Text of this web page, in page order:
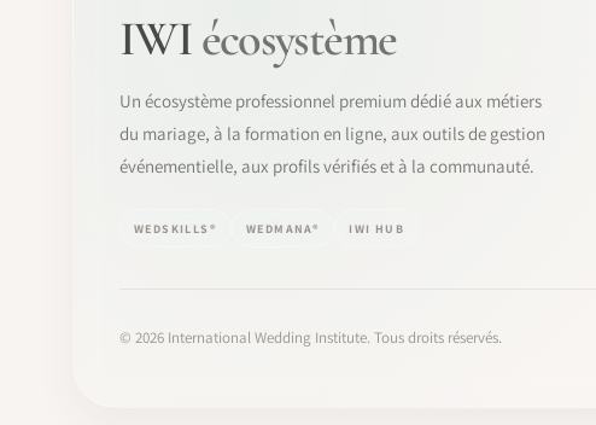
IWIécosystème
Un écosystème professionnel premium dédié aux métiers
du mariage, à la formation en ligne, aux outils de gestion
événementielle, aux profils vérifiés et à la communauté.
WEDSKILLS® WEDMANA® IWI HUB
© 2026 International Wedding Institute. Tous droits réservés.